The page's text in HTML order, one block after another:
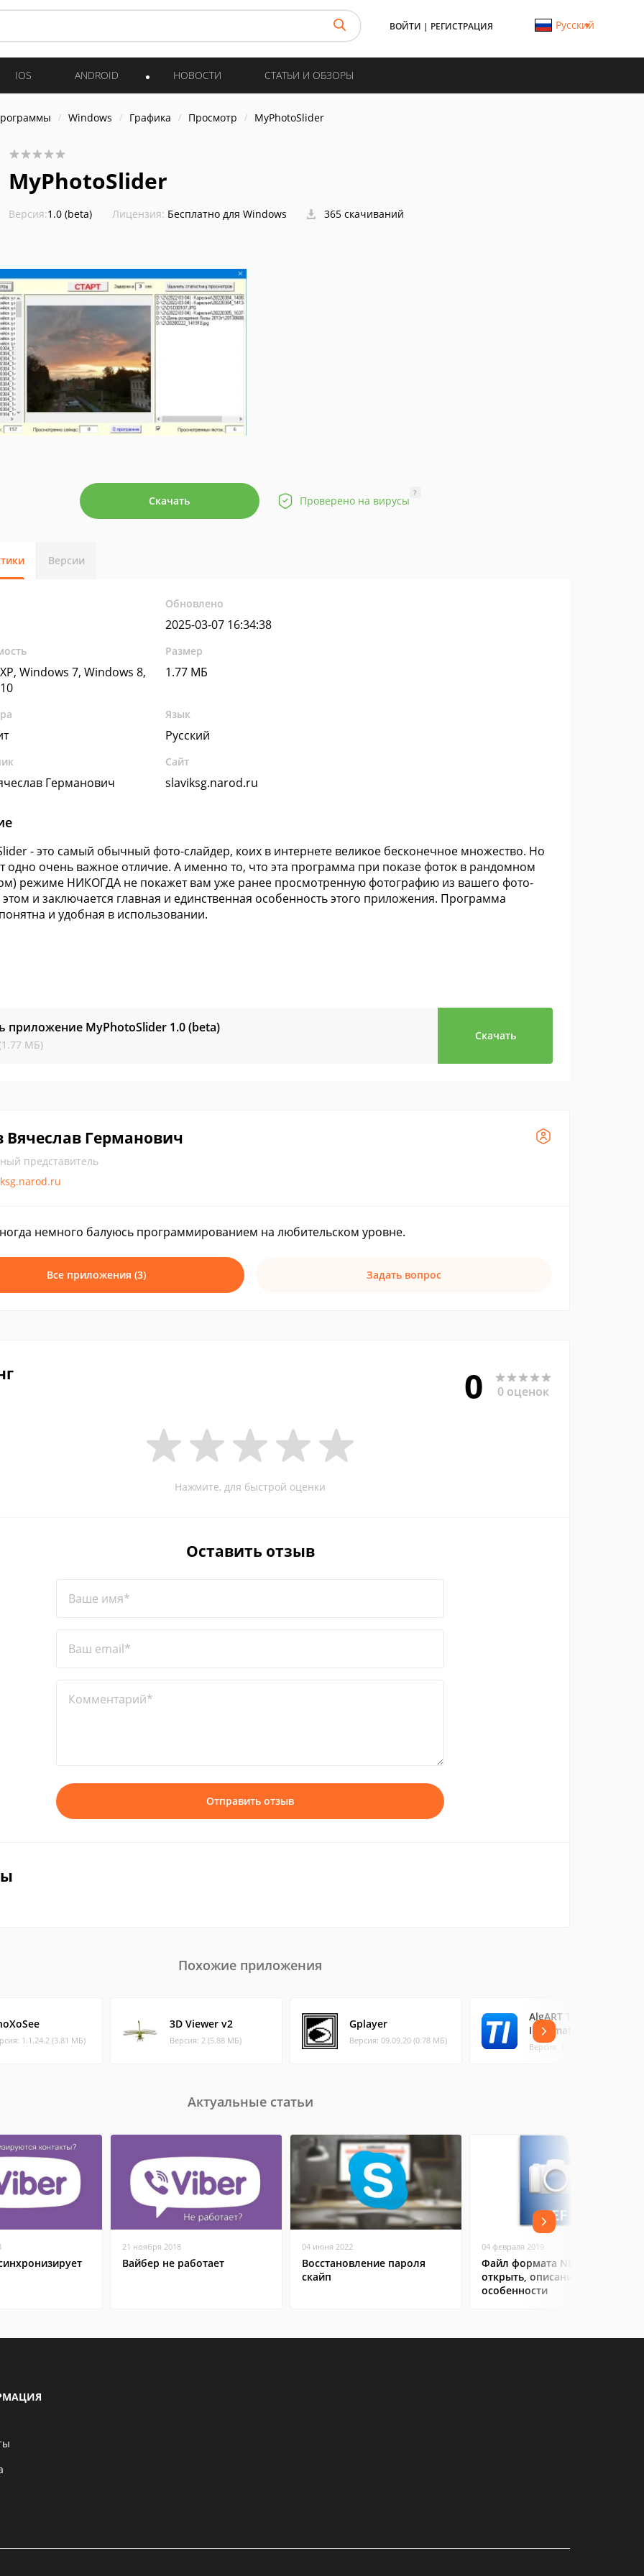
ВОЙТИ | РЕГИСТРАЦИЯ Русский
IOS ANDROID НОВОСТИ СТАТЬИ И ОБЗОРЫ
Windows Графика Просмотр MyPhotoSlider
MyPhotoSlider
Версия:1.0 (beta) Лицензия: Бесплатно для Windows 365 скачиваний
Скачать Проверено на вирусы
?
Версии
Обновлено
2025-03-07 16:34:38
Windows 7, Windows 8,
Размер
1.77 МБ
Язык
Русский
Германович
Сайт
slaviksg.narod.ru
- это самый обычный фото-слайдер, коих в интернете великое бесконечное множество. Но
одно очень важное отличие. А именно то, что эта программа при показе фоток в рандомном
режиме НИКОГДА не покажет вам уже ранее просмотренную фотографию из вашего фото-
и заключается главная и единственная особенность этого приложения. Программа
и удобная в использовании.
приложение MyPhotoSlider 1.0 (beta)
МБ)
Скачать
Вячеслав Германович
представитель
немного балуюсь программированием на любительском уровне.
Все приложения (3) Задать вопрос
0 0 оценок
Нажмите, для быстрой оценки
Оставить отзыв
Ваше имя*
Ваш email*
Комментарий*
Отправить отзыв
Похожие приложения
1.1.24.2 (3.81 МБ)
3D Viewer v2
Версия: 2 (5.88 МБ)
Gplayer
Версия: 09.09.20 (0.78 МБ)
AlgART TIFF
Information Viewer
Версия: 1.5.1
Актуальные статьи
21 ноября 2018
Вайбер не работает
04 июня 2022
Восстановление пароля
скайп
04 февраля 2019
Файл формата NEF: чем
открыть, описание,
особенности